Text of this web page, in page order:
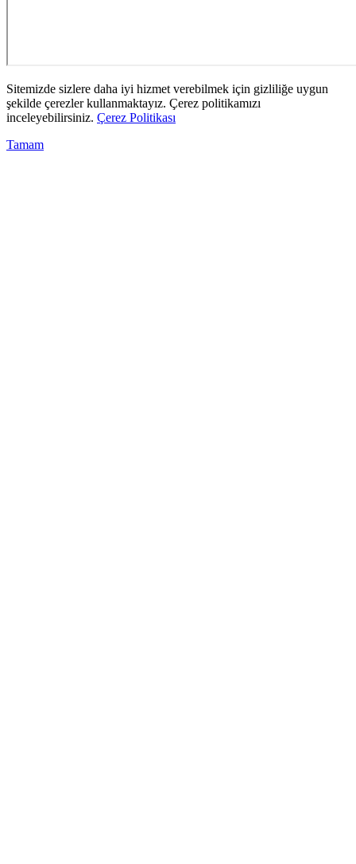
Sitemizde sizlere daha iyi hizmet verebilmek için gizliliğe uygun
şekilde çerezler kullanmaktayız. Çerez politikamızı
inceleyebilirsiniz. Çerez Politikası
Tamam